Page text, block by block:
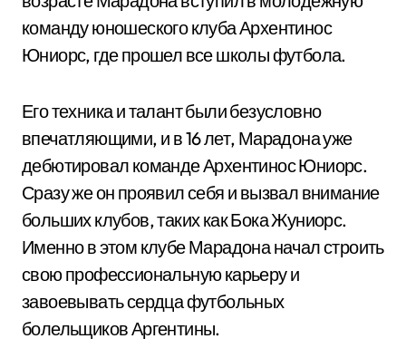
команду юношеского клуба Архентинос
Юниорс, где прошел все школы футбола.
Его техника и талант были безусловно
впечатляющими, и в 16 лет, Марадона уже
дебютировал команде Архентинос Юниорс.
Сразу же он проявил себя и вызвал внимание
больших клубов, таких как Бока Жуниорс.
Именно в этом клубе Марадона начал строить
свою профессиональную карьеру и
завоевывать сердца футбольных
болельщиков Аргентины.